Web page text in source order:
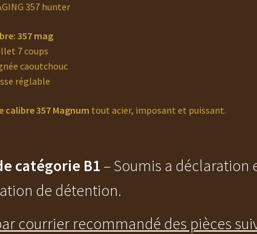
357 hunter
357 mag
7 coups
caoutchouc
réglable
calibre 357 Magnum tout acier, imposant et puissant.
catégorie B1 – Soumis a déclaration
de détention.
courrier recommandé des pièces